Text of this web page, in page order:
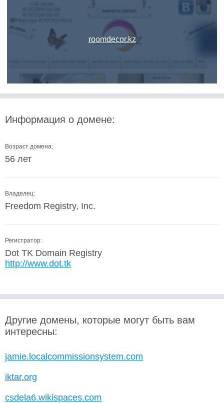
roomdecor.kz
Информация о домене:
Возраст домена:
56 лет
Владелец:
Freedom Registry, Inc.
Регистратор:
Dot TK Domain Registry
http://www.dot.tk
Другие домены, которые могут быть вам
интересны:
jamie.localcommissionsystem.com
iktar.org
csdela6.wikispaces.com